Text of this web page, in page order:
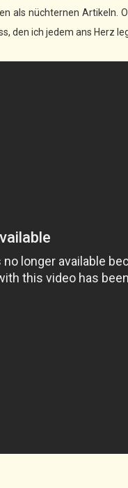
als nüchternen Artikeln.
den ich jedem ans Herz